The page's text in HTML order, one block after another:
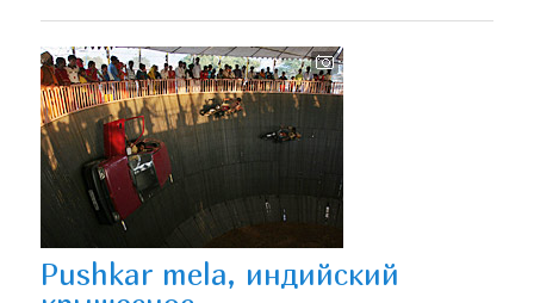
Pushkar mela, индийский